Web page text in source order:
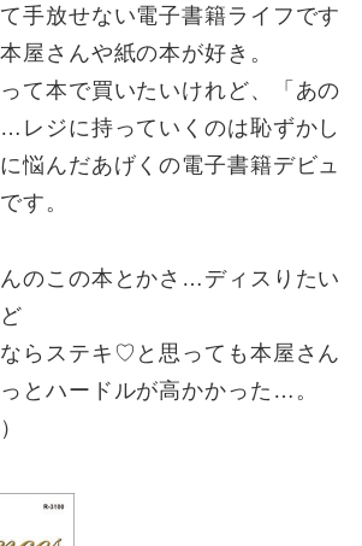
手放せない電子書籍ライフです
屋さんや紙の本が好き。
て本で買いたいけれど、「あの
レジに持っていくのは恥ずかし
悩んだあげくの電子書籍デビュ
す。
のこの本とかさ…ディスりたい
らステキ♡と思っても本屋さん
とハードルが高かかった…。